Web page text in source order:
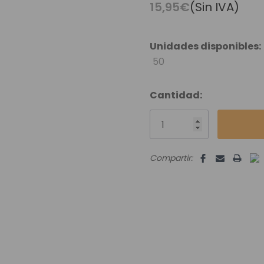
Envíos Y Devoluciones
15,95€(Sin IVA)
Unidades disponibles:
50
Cantidad:
Compartir: